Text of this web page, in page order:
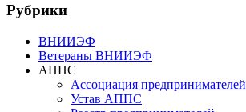
Рубрики
ВНИИЭФ
Ветераны ВНИИЭФ
АППС
Ассоциация предпринимателей
Устав АППС